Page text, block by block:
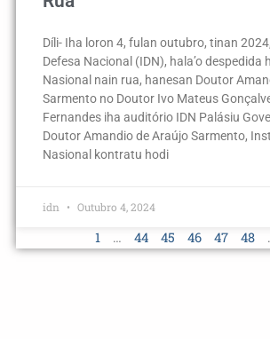
Díli- Iha loron 4, fulan outubro, tinan
Defesa Nacional (IDN), hala’o despedida
Nasional nain rua, hanesan Doutor
Sarmento no Doutor Ivo Mateus
Fernandes iha auditório IDN Palásiu
Doutor Amandio de Araújo Sarmento,
Nasional kontratu hodi
idn Outubro 4, 2024
1 … 44 45 46 47 48